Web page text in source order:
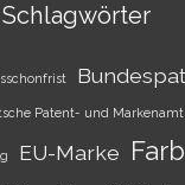
Schlagwörter
Patent- und Markenamt
EU-Marke